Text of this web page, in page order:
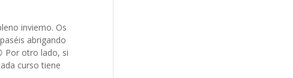
invierno. Os
abrigando
Por otro lado, si
curso tiene